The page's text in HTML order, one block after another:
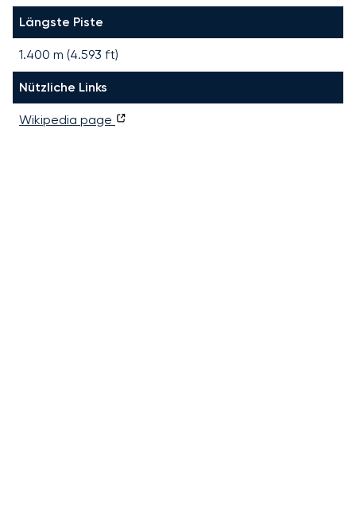
Längste Piste
1.400 m (4.593 ft)
Nützliche Links
Wikipedia page